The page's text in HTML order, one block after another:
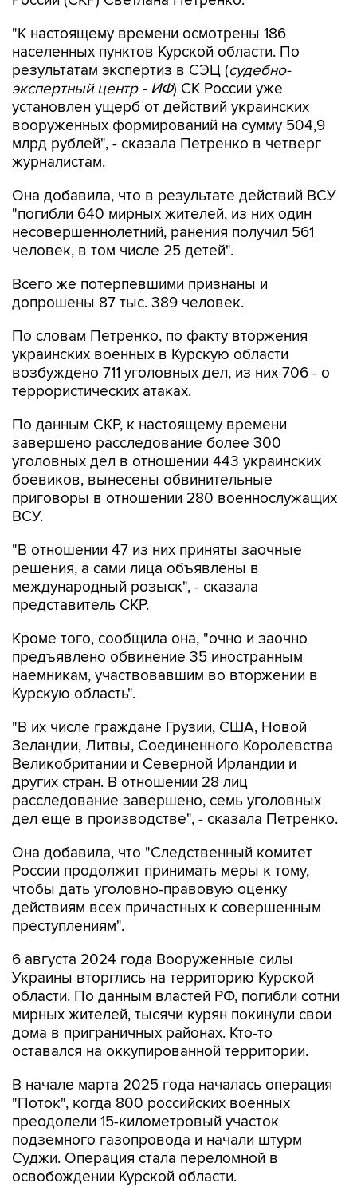
"К настоящему времени осмотрены 186
населенных пунктов Курской области. По
результатам экспертиз в СЭЦ (судебно-
экспертный центр - ИФ) СК России уже
установлен ущерб от действий украинских
вооруженных формирований на сумму 504,9
млрд рублей", - сказала Петренко в четверг
журналистам.
Она добавила, что в результате действий ВСУ
"погибли 640 мирных жителей, из них один
несовершеннолетний, ранения получил 561
человек, в том числе 25 детей".
Всего же потерпевшими признаны и
допрошены 87 тыс. 389 человек.
По словам Петренко, по факту вторжения
украинских военных в Курскую области
возбуждено 711 уголовных дел, из них 706 - о
террористических атаках.
По данным СКР, к настоящему времени
завершено расследование более 300
уголовных дел в отношении 443 украинских
боевиков, вынесены обвинительные
приговоры в отношении 280 военнослужащих
ВСУ.
"В отношении 47 из них приняты заочные
решения, а сами лица объявлены в
международный розыск", - сказала
представитель СКР.
Кроме того, сообщила она, "очно и заочно
предъявлено обвинение 35 иностранным
наемникам, участвовавшим во вторжении в
Курскую область".
"В их числе граждане Грузии, США, Новой
Зеландии, Литвы, Соединенного Королевства
Великобритании и Северной Ирландии и
других стран. В отношении 28 лиц
расследование завершено, семь уголовных
дел еще в производстве", - сказала Петренко.
Она добавила, что "Cледственный комитет
России продолжит принимать меры к тому,
чтобы дать уголовно-правовую оценку
действиям всех причастных к совершенным
преступлениям".
6 августа 2024 года Вооруженные силы
Украины вторглись на территорию Курской
области. По данным властей РФ, погибли сотни
мирных жителей, тысячи курян покинули свои
дома в приграничных районах. Кто-то
оставался на оккупированной территории.
В начале марта 2025 года началась операция
"Поток", когда 800 российских военных
преодолели 15-километровый участок
подземного газопровода и начали штурм
Суджи. Операция стала переломной в
освобождении Курской области.